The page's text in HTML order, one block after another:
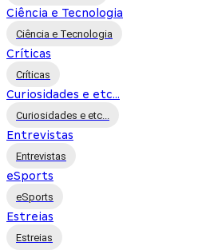
Ciência e Tecnologia
Ciência e Tecnologia
Críticas
Críticas
Curiosidades e etc...
Curiosidades e etc...
Entrevistas
Entrevistas
eSports
eSports
Estreias
Estreias